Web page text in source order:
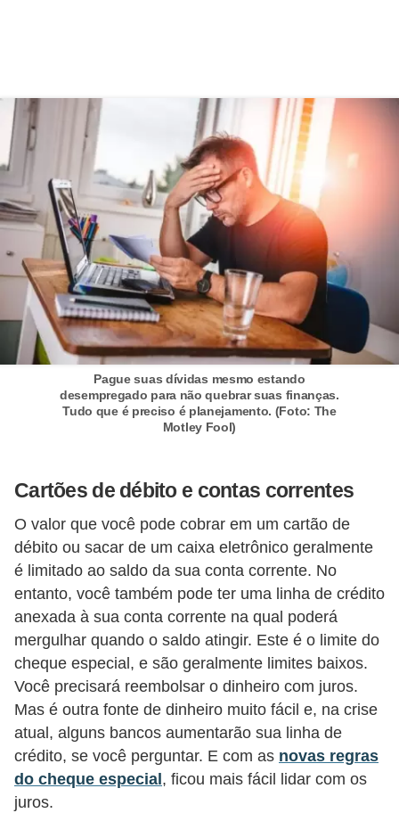
Pague suas dívidas mesmo estando
desempregado para não quebrar suas finanças.
Tudo que é preciso é planejamento. (Foto: The
Motley Fool)
Cartões de débito e contas correntes
O valor que você pode cobrar em um cartão de
débito ou sacar de um caixa eletrônico geralmente
é limitado ao saldo da sua conta corrente. No
entanto, você também pode ter uma linha de crédito
anexada à sua conta corrente na qual poderá
mergulhar quando o saldo atingir. Este é o limite do
cheque especial, e são geralmente limites baixos.
Você precisará reembolsar o dinheiro com juros.
Mas é outra fonte de dinheiro muito fácil e, na crise
atual, alguns bancos aumentarão sua linha de
crédito, se você perguntar. E com as novas regras
do cheque especial , ficou mais fácil lidar com os
juros.
m
p
r
t
i
m
o
s
e
n
c
i
a
m
e
n
t
o
s
F
o